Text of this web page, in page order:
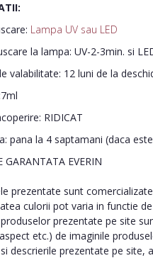
Lampa UV sau LED
la lampa: UV-2-3min. si
valabilitate: 12 luni de la
RIDICAT
pana la 4 saptamani (daca
GARANTATA EVERIN
prezentate sunt
culorii pot varia in functie
prezentate pe site
etc.) de imaginile
descrierile prezentate pe site,